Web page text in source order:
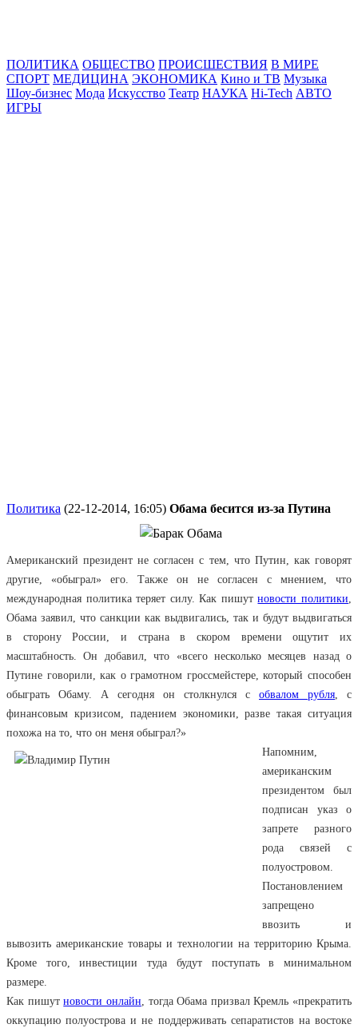
ПОЛИТИКА ОБЩЕСТВО ПРОИСШЕСТВИЯ В МИРЕ
СПОРТ МЕДИЦИНА ЭКОНОМИКА Кино и ТВ Музыка
Шоу-бизнес Мода Искусство Театр НАУКА Hi-Tech АВТО
ИГРЫ
Политика (22-12-2014, 16:05) Обама бесится из-за Путина
Американский президент не согласен с тем, что Путин, как говорят
другие, «обыграл» его. Также он не согласен с мнением, что
международная политика теряет силу. Как пишутновости политики,
Обама заявил, что санкции как выдвигались, так и будут выдвигаться
в сторону России, и страна в скором времени ощутит их
масштабность. Он добавил, что «всего несколько месяцев назад о
Путине говорили, как о грамотном гроссмейстере, который способен
обыграть Обаму. А сегодня он столкнулся с обвалом рубля, с
финансовым кризисом, падением экономики, разве такая ситуация
похожа на то, что он меня обыграл?»
Напомним,
американским
президентом был
подписан указ о
запрете разного
рода связей с
полуостровом.
Постановлением
запрещено
ввозить и
вывозить американские товары и технологии на территорию Крыма.
Кроме того, инвестиции туда будут поступать в минимальном
размере.
Как пишутновости онлайн, тогда Обама призвал Кремль «прекратить
оккупацию полуострова и не поддерживать сепаратистов на востоке